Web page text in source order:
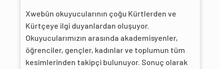
Xwebûn okuyucularının çoğu Kürtlerden ve
Kürtçeye ilgi duyanlardan oluşuyor.
Okuyucularımızın arasında akademisyenler,
öğrenciler, gençler, kadınlar ve toplumun tüm
kesimlerinden takipçi bulunuyor. Sonuç olarak